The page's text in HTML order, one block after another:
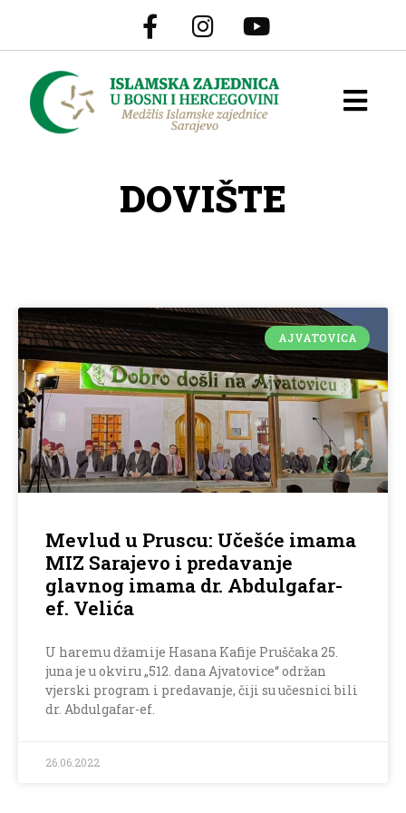
DOVIŠTE
AJVATOVICA
Mevlud u Pruscu: Učešće imama
MIZ Sarajevo i predavanje
glavnog imama dr. Abdulgafar-
ef. Velića
U haremu džamije Hasana Kafije Pruščaka 25.
juna je u okviru „512. dana Ajvatovice“ održan
vjerski program i predavanje, čiji su učesnici bili
dr. Abdulgafar-ef.
26.06.2022